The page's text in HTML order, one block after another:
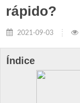
rápido?
2021-09-03
Índice